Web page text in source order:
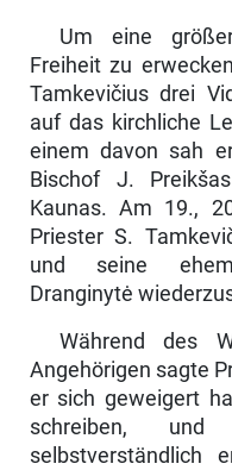
Um eine
Freiheit zu
Tamkevičius drei
auf das kirchliche
einem davon sah
Bischof J.
Kaunas. Am 19.,
Priester S.
und seine
Dranginytė
Während des
Angehörigen sagte
er sich geweigert
schreiben,